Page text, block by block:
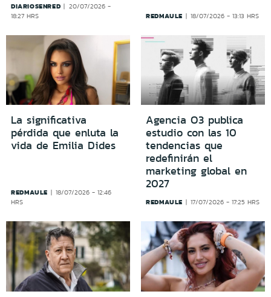
DIARIOSENRED
20/07/2026 -
18:27 HRS
REDMAULE 18/07/2026 - 13:13 HRS
La significativa
pérdida que enluta la
vida de Emilia Dides
REDMAULE
18/07/2026 - 12:46
HRS
Agencia O3 publica
estudio con las 10
tendencias que
redefinirán el
marketing global en
2027
REDMAULE 17/07/2026 - 17:25 HRS